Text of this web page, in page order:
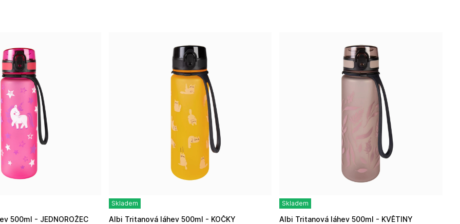
500ml - JEDNOROŽEC
Skladem
Albi Tritanová láhev 500ml - KOČKY
Skladem
Albi Tritanová láhev 500ml - KVĚTINY